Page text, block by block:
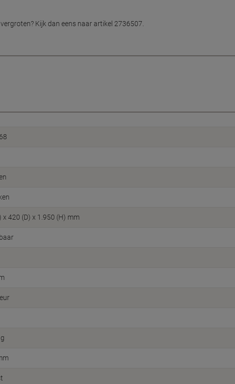
Kijk dan eens naar artikel 2736507.
x 420 (D) x 1.950 (H) mm